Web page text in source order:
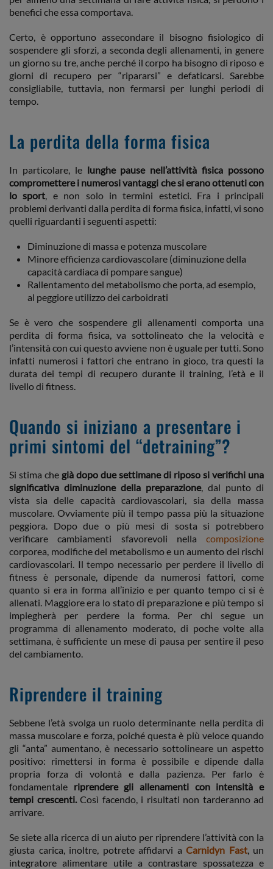
benefici che essa comportava.
Certo, è opportuno assecondare il bisogno fisiologico di
sospendere gli sforzi, a seconda degli allenamenti, in genere
un giorno su tre, anche perché il corpo ha bisogno di riposo e
giorni di recupero per “ripararsi” e defaticarsi. Sarebbe
consigliabile, tuttavia, non fermarsi per lunghi periodi di
tempo.
La perdita della forma fisica
In particolare, le lunghe pause nell’attività fisica possono
compromettere i numerosi vantaggi che si erano ottenuti con
lo sport, e non solo in termini estetici. Fra i principali
problemi derivanti dalla perdita di forma fisica, infatti, vi sono
quelli riguardanti i seguenti aspetti:
Diminuzione di massa e potenza muscolare
Minore efficienza cardiovascolare (diminuzione della
capacità cardiaca di pompare sangue)
Rallentamento del metabolismo che porta, ad esempio,
al peggiore utilizzo dei carboidrati
Se è vero che sospendere gli allenamenti comporta una
perdita di forma fisica, va sottolineato che la velocità e
l’intensità con cui questo avviene non è uguale per tutti. Sono
infatti numerosi i fattori che entrano in gioco, tra questi la
durata dei tempi di recupero durante il training, l’età e il
livello di fitness.
Quando si iniziano a presentare i
primi sintomi del “detraining”?
Si stima che già dopo due settimane di riposo si verifichi una
significativa diminuzione della preparazione, dal punto di
vista sia delle capacità cardiovascolari, sia della massa
muscolare. Ovviamente più il tempo passa più la situazione
peggiora. Dopo due o più mesi di sosta si potrebbero
verificare cambiamenti sfavorevoli nella composizione
corporea, modifiche del metabolismo e un aumento dei rischi
cardiovascolari. Il tempo necessario per perdere il livello di
fitness è personale, dipende da numerosi fattori, come
quanto si era in forma all’inizio e per quanto tempo ci si è
allenati. Maggiore era lo stato di preparazione e più tempo si
impiegherà per perdere la forma. Per chi segue un
programma di allenamento moderato, di poche volte alla
settimana, è sufficiente un mese di pausa per sentire il peso
del cambiamento.
Riprendere il training
Sebbene l’età svolga un ruolo determinante nella perdita di
massa muscolare e forza, poiché questa è più veloce quando
gli “anta” aumentano, è necessario sottolineare un aspetto
positivo: rimettersi in forma è possibile e dipende dalla
propria forza di volontà e dalla pazienza. Per farlo è
fondamentale riprendere gli allenamenti con intensità e
tempi crescenti. Così facendo, i risultati non tarderanno ad
arrivare.
Se siete alla ricerca di un aiuto per riprendere l’attività con la
giusta carica, inoltre, potrete affidarvi a Carnidyn Fast, un
integratore alimentare utile a contrastare spossatezza e